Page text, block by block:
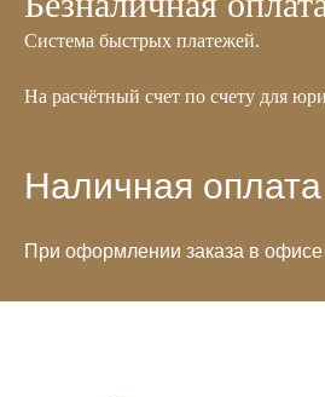
Система быстрых платежей.
На расчётный счет по счету для
Наличная оплата
При оформлении заказа в